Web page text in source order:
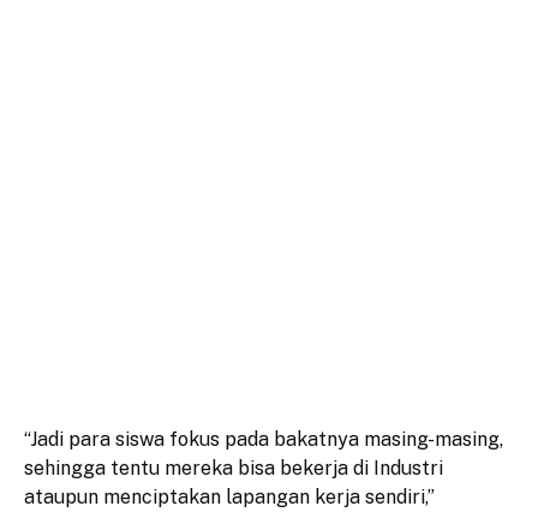
“Jadi para siswa fokus pada bakatnya masing-masing,
sehingga tentu mereka bisa bekerja di Industri
ataupun menciptakan lapangan kerja sendiri,”